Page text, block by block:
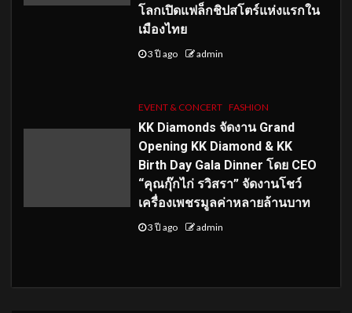
โลกเปิดแฟล็กชิปสโตร์แห่งแรกใน
เมืองไทย
3 ปี ago admin
EVENT & CONCERT FASHION
KK Diamonds จัดงาน Grand
Opening KK Diamond & KK
Birth Day Gala Dinner โดย CEO
“คุณกุ๊กไก่ รวิสรา” จัดงานโชว์
เครื่องเพชรมูลค่าหลายล้านบาท
3 ปี ago admin